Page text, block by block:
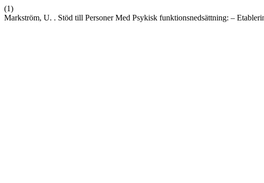
(1)
Markström, U. . Stöd till Personer Med Psykisk funktionsnedsättning: –